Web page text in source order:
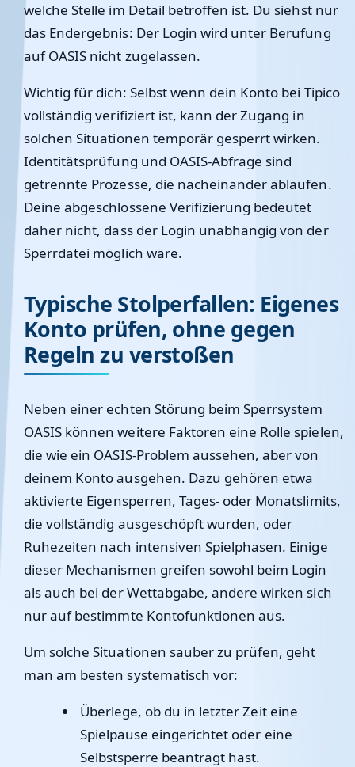
welche Stelle im Detail betroffen ist. Du siehst nur
das Endergebnis: Der Login wird unter Berufung
auf OASIS nicht zugelassen.
Wichtig für dich: Selbst wenn dein Konto bei Tipico
vollständig verifiziert ist, kann der Zugang in
solchen Situationen temporär gesperrt wirken.
Identitätsprüfung und OASIS-Abfrage sind
getrennte Prozesse, die nacheinander ablaufen.
Deine abgeschlossene Verifizierung bedeutet
daher nicht, dass der Login unabhängig von der
Sperrdatei möglich wäre.
Typische Stolperfallen: Eigenes
Konto prüfen, ohne gegen
Regeln zu verstoßen
Neben einer echten Störung beim Sperrsystem
OASIS können weitere Faktoren eine Rolle spielen,
die wie ein OASIS-Problem aussehen, aber von
deinem Konto ausgehen. Dazu gehören etwa
aktivierte Eigen­sperren, Tages- oder Monatslimits,
die vollständig ausgeschöpft wurden, oder
Ruhezeiten nach intensiven Spielphasen. Einige
dieser Mechanismen greifen sowohl beim Login
als auch bei der Wettabgabe, andere wirken sich
nur auf bestimmte Kontofunktionen aus.
Um solche Situationen sauber zu prüfen, geht
man am besten systematisch vor:
Überlege, ob du in letzter Zeit eine
Spielpause eingerichtet oder eine
Selbstsperre beantragt hast.